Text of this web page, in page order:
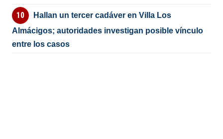
Hallan un tercer cadáver en Villa Los
Almácigos; autoridades investigan posible vínculo
entre los casos